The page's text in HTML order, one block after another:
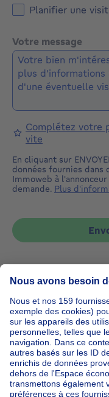
Planifier une
Votre message
Complétez votre
vite
En cliquant sur
données fournies
Immoweb à
demande. Plus
Accueil
Acheter votre